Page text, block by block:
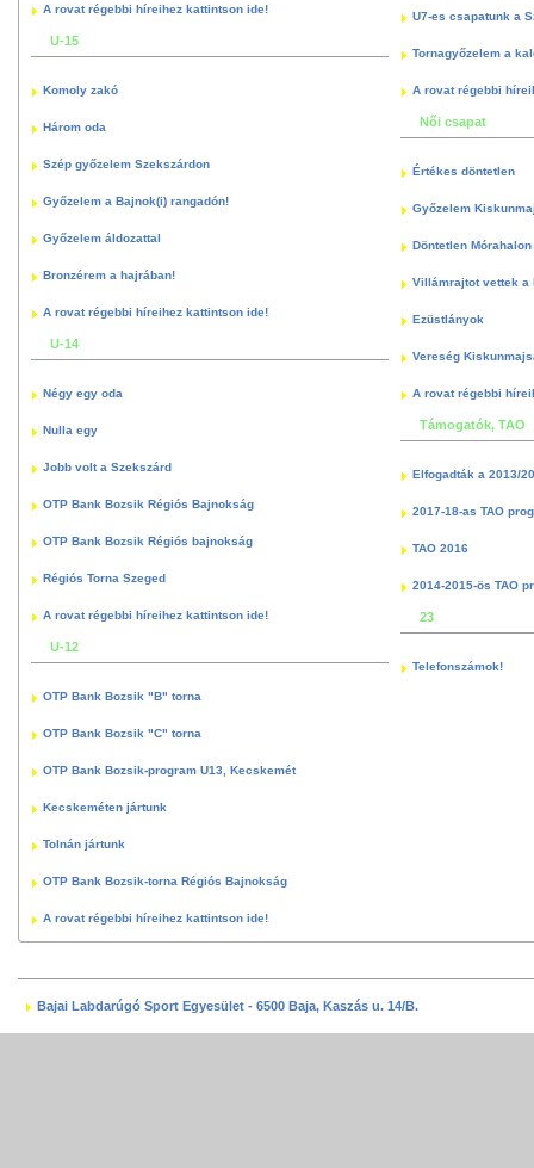
A rovat régebbi híreihez kattintson ide!
U-15
Komoly zakó
Három oda
Szép győzelem Szekszárdon
Győzelem a Bajnok(i) rangadón!
Győzelem áldozattal
Bronzérem a hajrában!
A rovat régebbi híreihez kattintson ide!
U-14
Négy egy oda
Nulla egy
Jobb volt a Szekszárd
OTP Bank Bozsik Régiós Bajnokság
OTP Bank Bozsik Régiós bajnokság
Régiós Torna Szeged
A rovat régebbi híreihez kattintson ide!
U-12
OTP Bank Bozsik "B" torna
OTP Bank Bozsik "C" torna
OTP Bank Bozsik-program U13, Kecskemét
Kecskeméten jártunk
Tolnán jártunk
OTP Bank Bozsik-torna Régiós Bajnokság
A rovat régebbi híreihez kattintson ide!
U7-es csapatunk a
Tornagyőzelem a
A rovat régebbi
Női csapat
Értékes döntetlen
Győzelem
Döntetlen
Villámrajtot vettek a
Ezüstlányok
Vereség
A rovat régebbi
Támogatók, TAO
Elfogadták a 2013/
2017-18-as TAO
TAO 2016
2014-2015-ös TAO
23
Telefonszámok!
Bajai Labdarúgó Sport Egyesület - 6500 Baja, Kaszás u. 14/B.